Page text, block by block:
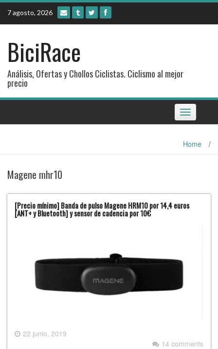
Skip
content
7 agosto, 2026
BiciRace
Análisis, Ofertas y Chollos Ciclistas. Ciclismo al mejor
precio
Toggle
navigation
Home /
Magene mhr10
[Precio mínimo] Banda de pulso Magene HRM10 por 14,4 euros
[ANT+ y Bluetooth] y sensor de cadencia por 10€
22 junio, 2019
14 comments